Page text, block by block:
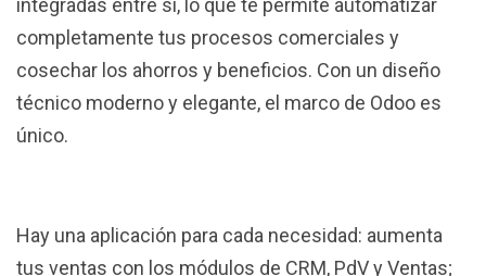
integradas entre sí, lo que te permite automatizar
completamente tus procesos comerciales y
cosechar los ahorros y beneficios. Con un diseño
técnico moderno y elegante, el marco de Odoo es
único.
Hay una aplicación para cada necesidad: aumenta
tus ventas con los módulos de CRM, PdV y Ventas;